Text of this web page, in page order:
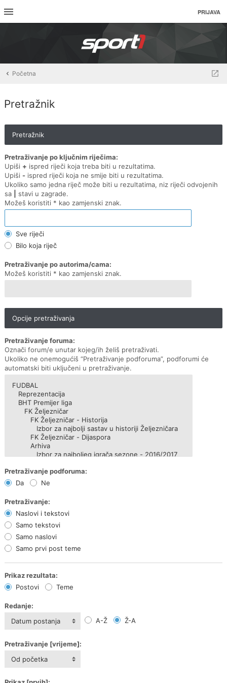
PRIJAVA
Početna
Pretražnik
Pretražnik
Pretraživanje po ključnim riječima:
Upiši + ispred riječi koja treba biti u rezultatima.
Upiši - ispred riječi koja ne smije biti u rezultatima.
Ukoliko samo jedna riječ može biti u rezultatima, niz riječi odvojenih
sa
stavi u zagrade.
Možeš koristiti * kao zamjenski znak.
Sve riječi
Bilo koja riječ
Pretraživanje po autorima/cama:
Možeš koristiti * kao zamjenski znak.
Opcije pretraživanja
Pretraživanje foruma:
Označi forum/e unutar kojeg/ih želiš pretraživati.
Ukoliko ne onemogućiš “Pretraživanje podforuma”, podforumi će
automatski biti uključeni u pretraživanje.
Pretraživanje podforuma:
Da
Ne
Pretraživanje:
Naslovi i tekstovi
Samo tekstovi
Samo naslovi
Samo prvi post teme
Prikaz rezultata:
Postovi
Teme
Redanje:
Datum postanja
A-Ž Ž-A
Pretraživanje [vrijeme]:
Od početka